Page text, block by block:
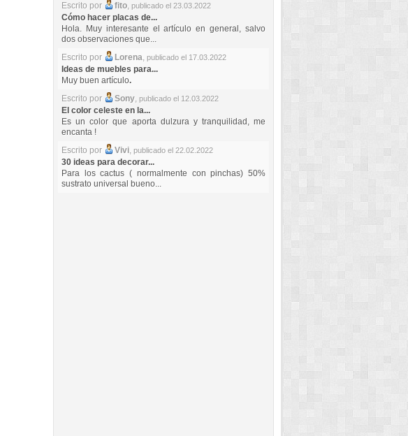
Escrito por fito, publicado el 23.03.2022
Cómo hacer placas de...
Hola. Muy interesante el artículo en general, salvo
dos observaciones que...
Escrito por
Lorena, publicado el 17.03.2022
Ideas de muebles para...
Muy buen artículo.
Escrito por
Sony, publicado el 12.03.2022
El color celeste en la...
Es un color que aporta dulzura y tranquilidad, me
encanta !
Escrito por
Vivi, publicado el 22.02.2022
30 ideas para decorar...
Para los cactus ( normalmente con pinchas) 50%
sustrato universal bueno...